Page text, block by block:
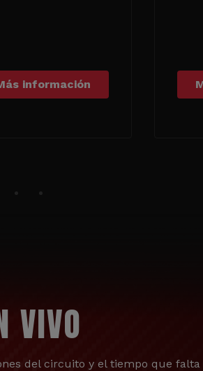
información
VIVO
del circuito y el tiempo que